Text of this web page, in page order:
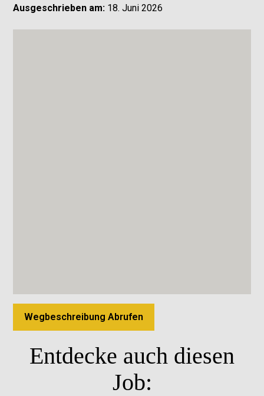
Ausgeschrieben am:18. Juni 2026
Wegbeschreibung Abrufen
Entdecke auch diesen
Job: